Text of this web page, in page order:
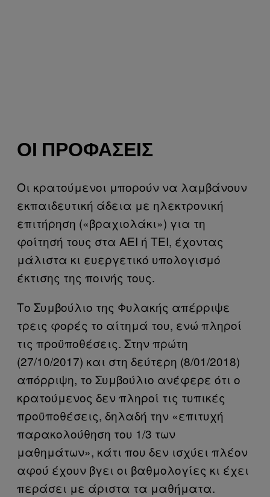
ΟΙ ΠΡΟΦΆΣΕΙΣ
Οι κρατούμενοι μπορούν να λαμβάνουν
εκπαιδευτική άδεια με ηλεκτρονική
επιτήρηση («βραχιολάκι») για τη
φοίτησή τους στα ΑΕΙ ή ΤΕΙ, έχοντας
μάλιστα κι ευεργετικό υπολογισμό
έκτισης της ποινής τους.
Το Συμβούλιο της Φυλακής απέρριψε
τρεις φορές το αίτημά του, ενώ πληροί
τις προϋποθέσεις. Στην πρώτη
(27/10/2017) και στη δεύτερη (8/01/2018)
απόρριψη, το Συμβούλιο ανέφερε ότι ο
κρατούμενος δεν πληροί τις τυπικές
προϋποθέσεις, δηλαδή την «επιτυχή
παρακολούθηση του 1/3 των
μαθημάτων», κάτι που δεν ισχύει πλέον
αφού έχουν βγει οι βαθμολογίες κι έχει
περάσει με άριστα τα μαθήματα.